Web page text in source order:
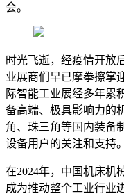
会。
时光飞逝，经疫情开放
业展商们早已摩拳擦掌
际智能工业展经多年累
备高端、极具影响力的
角、珠三角等国内装备
设备用户的关注和支持。
在2024年，中国机床机
成为推动整个工业行业